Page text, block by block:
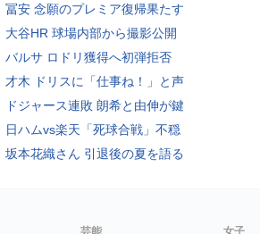
冨安 念願のプレミア復帰果たす
大谷HR 球場内部から撮影公開
バルサ ロドリ獲得へ初弾拒否
才木 ドリスに「仕事ね！」と声
ドジャース連敗 朗希と由伸が鍵
日ハムvs楽天「死球合戦」不穏
坂本花織さん 引退後の夏を語る
芸能 女子